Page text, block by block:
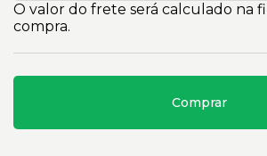
O valor do frete será calculado na
compra.
Comprar